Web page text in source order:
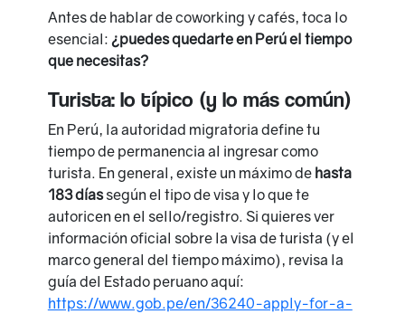
Antes de hablar de coworking y cafés, toca lo
esencial: ¿puedes quedarte en Perú el tiempo
que necesitas?
Turista: lo típico (y lo más común)
En Perú, la autoridad migratoria define tu
tiempo de permanencia al ingresar como
turista. En general, existe un máximo de hasta
183 díassegún el tipo de visa y lo que te
autoricen en el sello/registro. Si quieres ver
información oficial sobre la visa de turista (y el
marco general del tiempo máximo), revisa la
guía del Estado peruano aquí:
https://www.gob.pe/en/36240-apply-for-a-